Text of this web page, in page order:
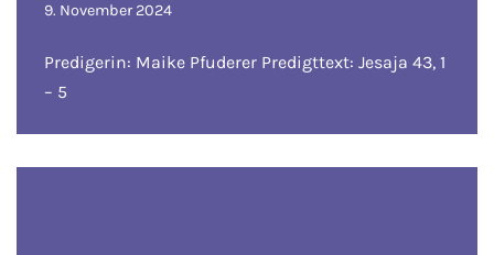
9. November 2024
Predigerin: Maike Pfuderer Predigttext: Jesaja 43, 1
– 5